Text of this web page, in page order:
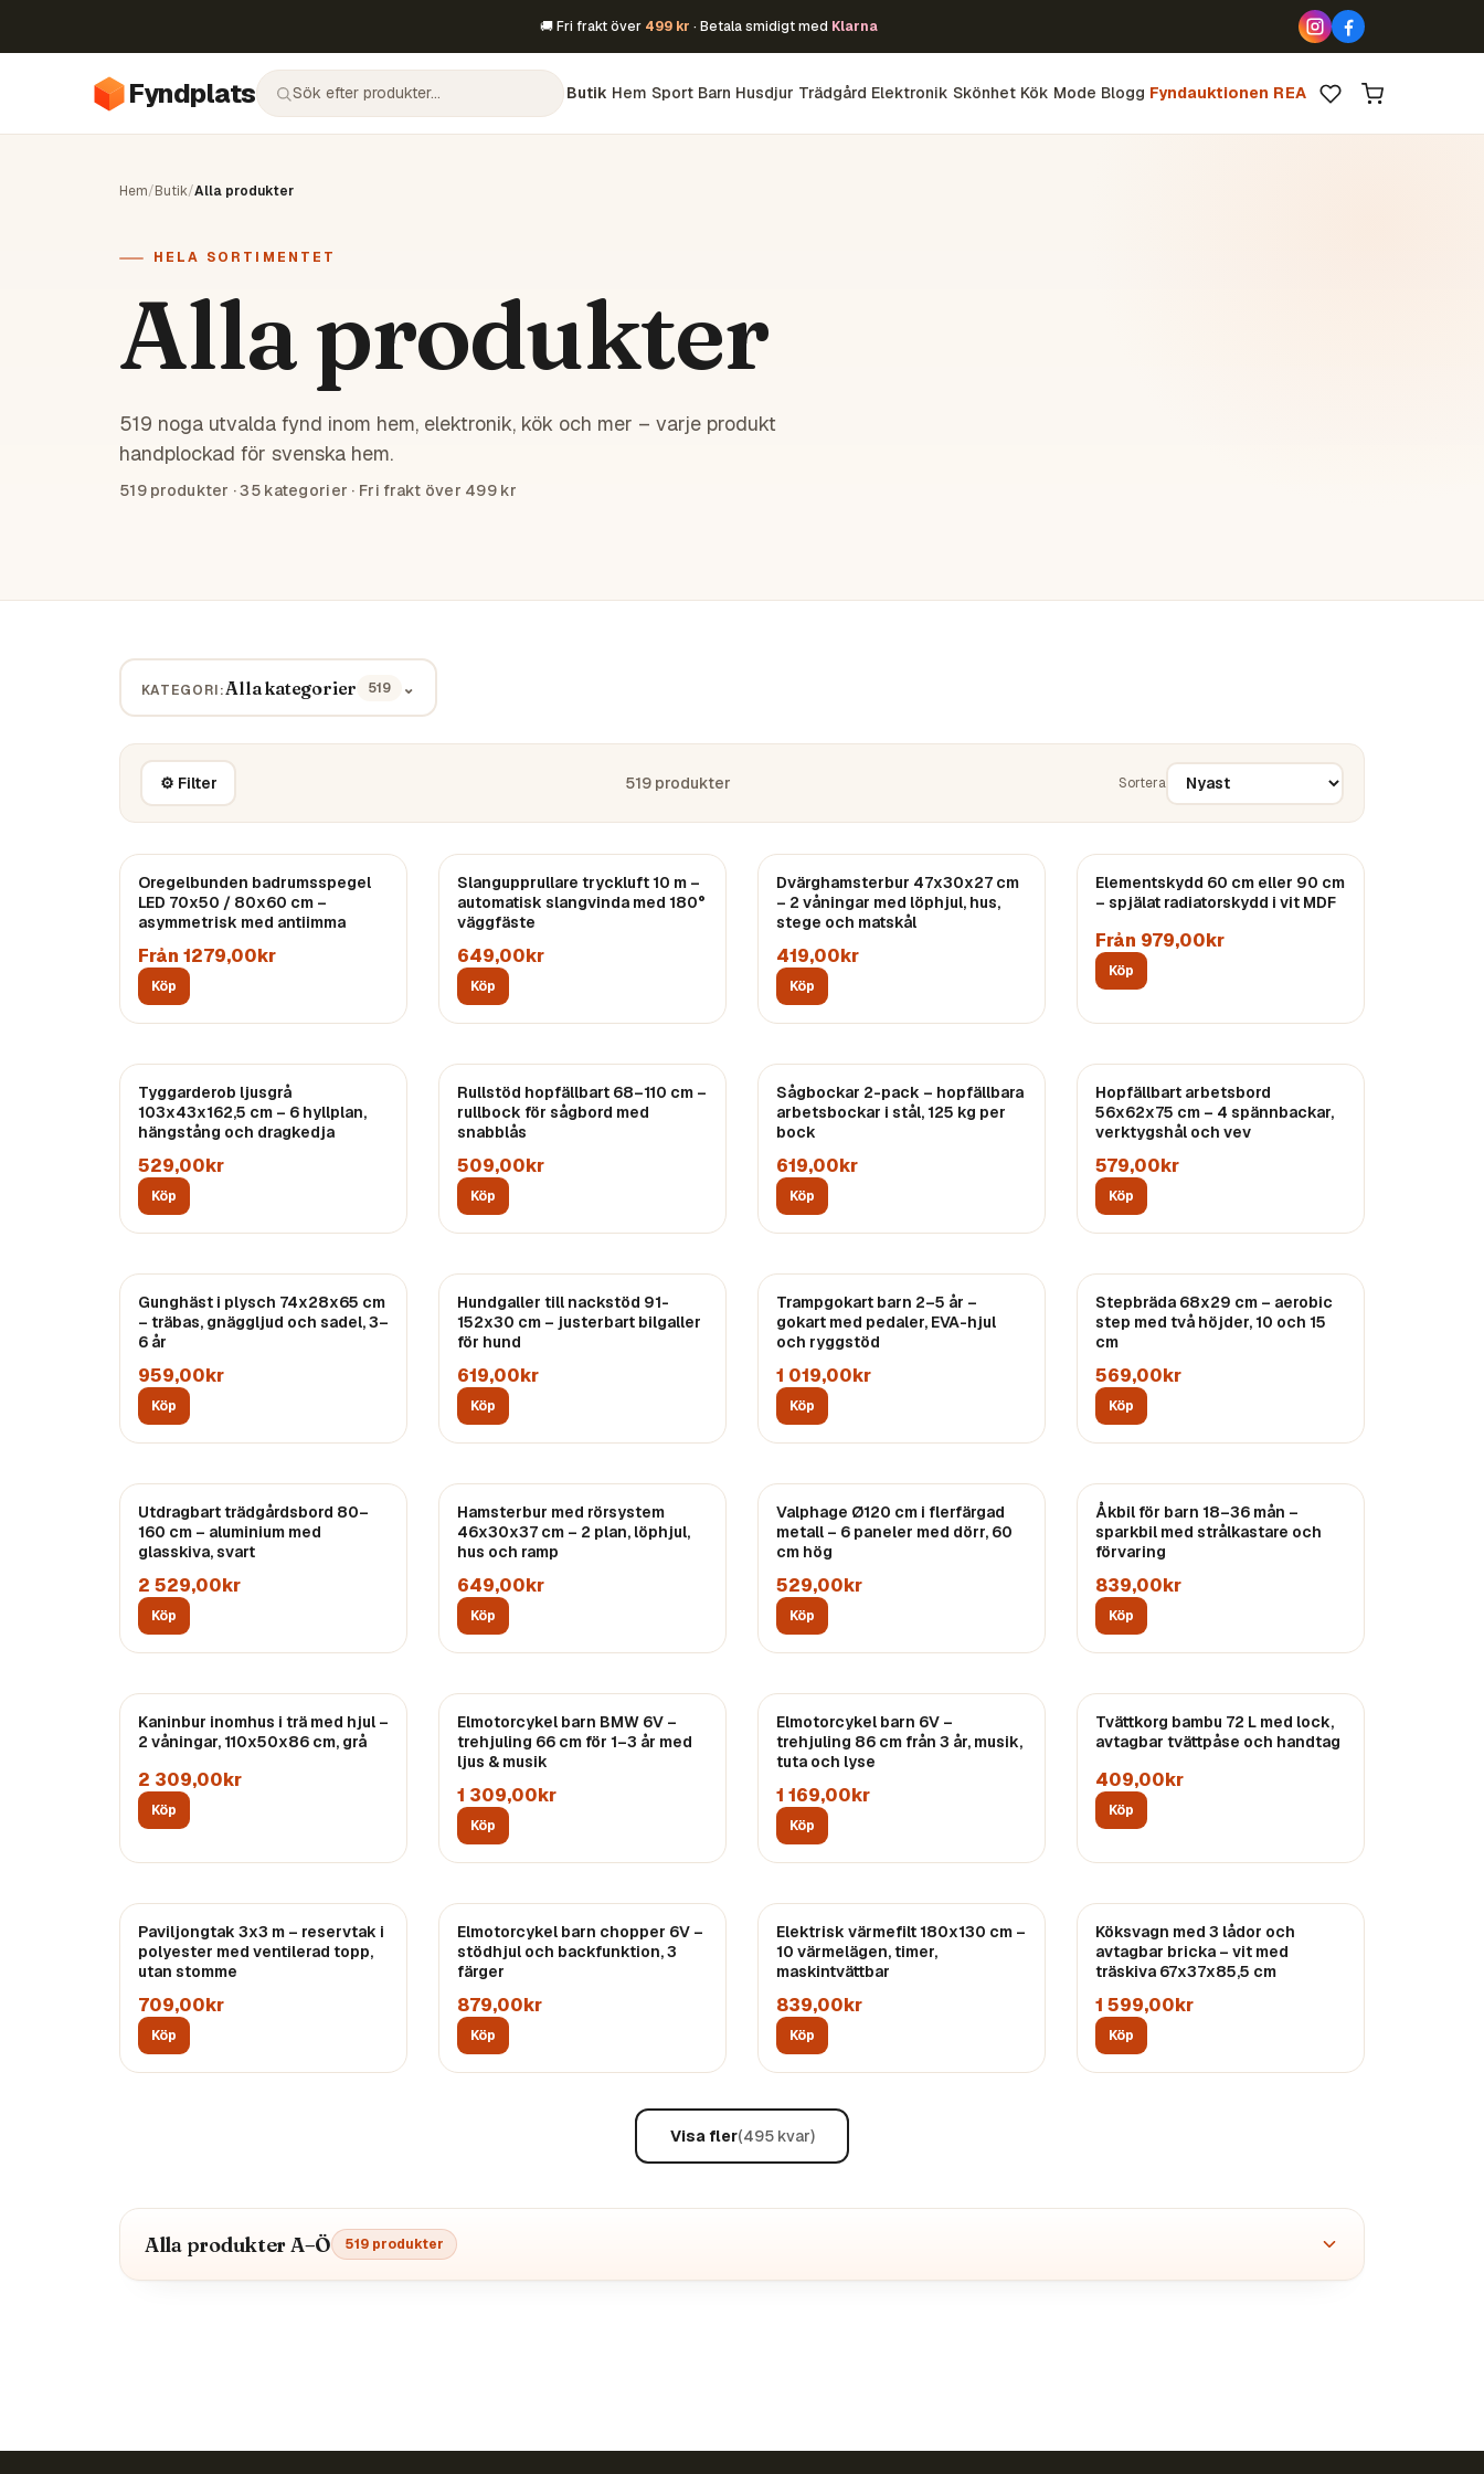
🚚 Fri frakt över 499 kr · Betala smidigt med Klarna
Fyndplats Butik Hem Sport Barn Husdjur Trädgård Elektronik Skönhet Kök Mode Blogg Fyndauktionen REA
Hem/Butik/Alla produkter
HELA SORTIMENTET
Alla produkter
519 noga utvalda fynd inom hem, elektronik, kök och mer – varje produkt
handplockad för svenska hem.
519produkter ·35 kategorier · Fri frakt över 499 kr
KATEGORI:Alla kategorier 519 ⌄
⚙ Filter 519 produkter Sortera
Oregelbunden badrumsspegel
LED 70x50 / 80x60 cm –
asymmetrisk med antiimma
Från 1279,00kr
Köp
Slangupprullare tryckluft 10 m –
automatisk slangvinda med 180°
väggfäste
649,00kr
Köp
Dvärghamsterbur 47x30x27 cm
– 2 våningar med löphjul, hus,
stege och matskål
419,00kr
Köp
Elementskydd 60 cm eller 90 cm
– spjälat radiatorskydd i vit MDF
Från 979,00kr
Köp
Tyggarderob ljusgrå
103x43x162,5 cm – 6 hyllplan,
hängstång och dragkedja
529,00kr
Köp
Rullstöd hopfällbart 68–110 cm –
rullbock för sågbord med
snabblås
509,00kr
Köp
Sågbockar 2-pack – hopfällbara
arbetsbockar i stål, 125 kg per
bock
619,00kr
Köp
Hopfällbart arbetsbord
56x62x75 cm – 4 spännbackar,
verktygshål och vev
579,00kr
Köp
Gunghäst i plysch 74x28x65 cm
– träbas, gnäggljud och sadel, 3–
6 år
959,00kr
Köp
Hundgaller till nackstöd 91-
152x30 cm – justerbart bilgaller
för hund
619,00kr
Köp
Trampgokart barn 2–5 år –
gokart med pedaler, EVA-hjul
och ryggstöd
1 019,00kr
Köp
Stepbräda 68x29 cm – aerobic
step med två höjder, 10 och 15
cm
569,00kr
Köp
Utdragbart trädgårdsbord 80–
160 cm – aluminium med
glasskiva, svart
2 529,00kr
Köp
Hamsterbur med rörsystem
46x30x37 cm – 2 plan, löphjul,
hus och ramp
649,00kr
Köp
Valphage Ø120 cm i flerfärgad
metall – 6 paneler med dörr, 60
cm hög
529,00kr
Köp
Åkbil för barn 18–36 mån –
sparkbil med strålkastare och
förvaring
839,00kr
Köp
Kaninbur inomhus i trä med hjul –
2 våningar, 110x50x86 cm, grå
2 309,00kr
Köp
Elmotorcykel barn BMW 6V –
trehjuling 66 cm för 1–3 år med
ljus & musik
1 309,00kr
Köp
Elmotorcykel barn 6V –
trehjuling 86 cm från 3 år, musik,
tuta och lyse
1 169,00kr
Köp
Tvättkorg bambu 72 L med lock,
avtagbar tvättpåse och handtag
409,00kr
Köp
Paviljongtak 3x3 m – reservtak i
polyester med ventilerad topp,
utan stomme
709,00kr
Köp
Elmotorcykel barn chopper 6V –
stödhjul och backfunktion, 3
färger
879,00kr
Köp
Elektrisk värmefilt 180x130 cm –
10 värmelägen, timer,
maskintvättbar
839,00kr
Köp
Köksvagn med 3 lådor och
avtagbar bricka – vit med
träskiva 67x37x85,5 cm
1 599,00kr
Köp
Visa fler(495kvar)
Alla produkter A–Ö 519 produkter